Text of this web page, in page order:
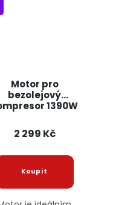
Motor pro
bezolejový
1390W
2 299 Kč